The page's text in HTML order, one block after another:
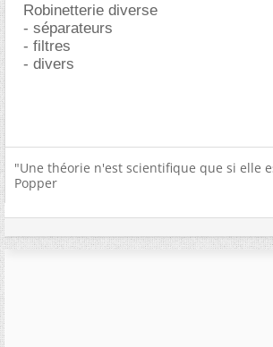
Robinetterie diverse
- séparateurs
- filtres
- divers
"Une théorie n'est scientifique que si elle
Popper